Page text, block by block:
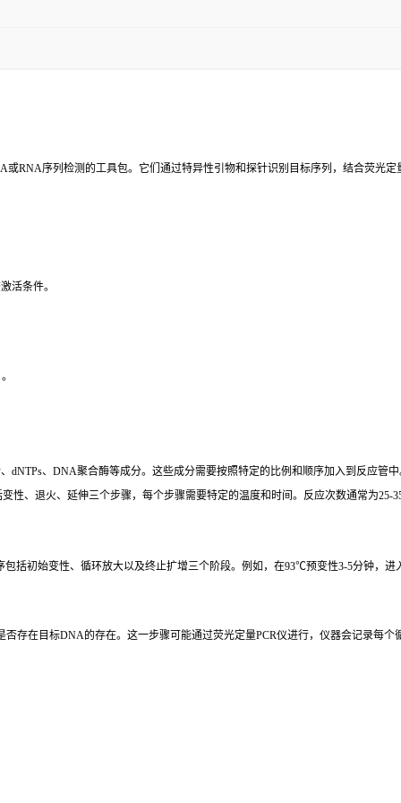
RNA序列检测的工具包。它们通过特异性引物和探针识别目标序列，结合荧光
活条件。
、DNA聚合酶等成分。这些成分需要按照特定的比例和顺序加入到反应管中
性、退火、延伸三个步骤，每个步骤需要特定的温度和时间。反应次数通常为25-35
包括初始变性、循环放大以及终止扩增三个阶段。例如，在93℃预变性3-5分钟
存在目标DNA的存在。这一步骤可能通过荧光定量PCR仪进行，仪器会记录每个